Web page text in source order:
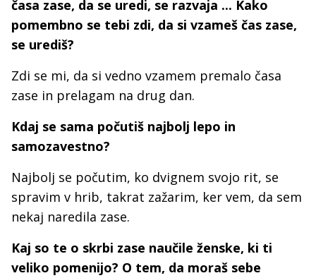
časa zase, da se uredi, se razvaja ... Kako
pomembno se tebi zdi, da si vzameš čas zase,
se urediš?
Zdi se mi, da si vedno vzamem premalo časa
zase in prelagam na drug dan.
Kdaj se sama počutiš najbolj lepo in
samozavestno?
Najbolj se počutim, ko dvignem svojo rit, se
spravim v hrib, takrat zažarim, ker vem, da sem
nekaj naredila zase.
Kaj so te o skrbi zase naučile ženske, ki ti
veliko pomenijo? O tem, da moraš sebe